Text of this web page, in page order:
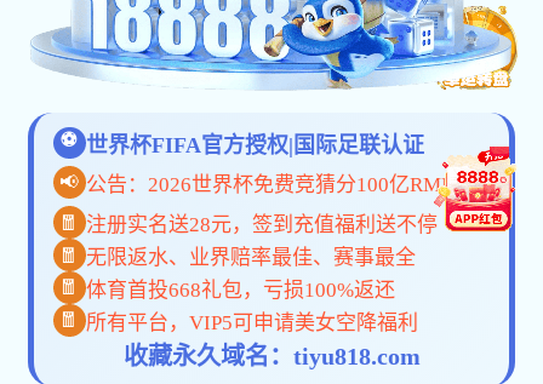
123696澳门论
坛
陕西交控
123696澳门论
坛
陕西交控市政路
桥123696澳门
论坛
123696澳门论坛:联系我们